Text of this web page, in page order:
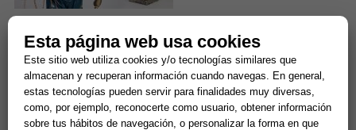
FIGURA DIOSA JUSTICIA
COLOR DORADO Y AZUL 70 CM
RESINA
La Diosa de la Justicia es la
guardiana del karma universal
y del equilibrio cósmico.
Representa la ley Divina...
79,90 €
FIGURA SEÑORA FORTUNA 28
CM
Figura de resina color bronce....
76,16 €
Esta página web usa cookies
Este sitio web utiliza cookies y/o tecnologías similares que
almacenan y recuperan información cuando navegas. En general,
estas tecnologías pueden servir para finalidades muy diversas,
como, por ejemplo, reconocerte como usuario, obtener información
sobre tus hábitos de navegación, o personalizar la forma en que